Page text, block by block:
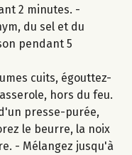
2 minutes. -
du sel et du
pendant 5
cuits, égouttez-
hors du feu.
presse-purée,
le beurre, la noix
- Mélangez jusqu'à